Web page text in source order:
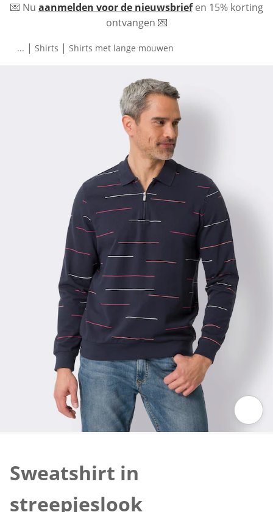
💌 Nu aanmelden voor de nieuwsbriefen 15% korting
ontvangen 💌
... | Shirts | Shirts met lange mouwen
Sweatshirt in
streepjeslook